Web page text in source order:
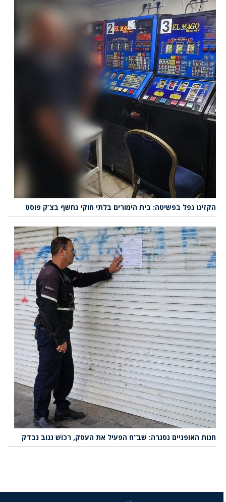
הקזינו נפל בפשיטה: בית הימורים בלתי חוקי נחשף בצ’ק פוסט
חנות האופניים נסגרה: שב”ח הפעיל את העסק, רכוש גנוב נבדק